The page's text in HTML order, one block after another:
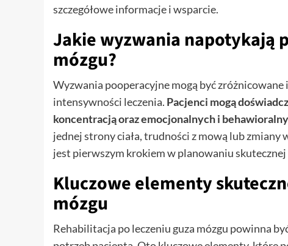
szczegółowe informacje i wsparcie.
Jakie wyzwania napotykają
mózgu?
Wyzwania pooperacyjne mogą być zróżnicowane
intensywności leczenia. Pacjenci mogą
koncentracją oraz emocjonalnych i
jednej strony ciała, trudności z mową lub
jest pierwszym krokiem w planowaniu
Kluczowe elementy
mózgu
Rehabilitacja po leczeniu guza mózgu powinna